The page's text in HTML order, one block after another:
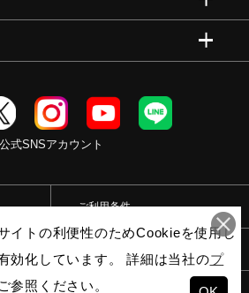
ス
スタイルに90％以上のリサイクル
公式SNSアカウント
ご利用条件
イトの利便性のためCookieを使用し
効化しています。 詳細は当社のプ
参照ください。